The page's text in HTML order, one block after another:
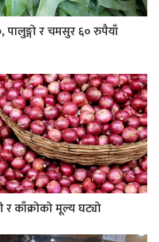
पालुङ्गो र चमसुर ६० रुपैयाँ
र काँक्रोको मूल्य घट्यो